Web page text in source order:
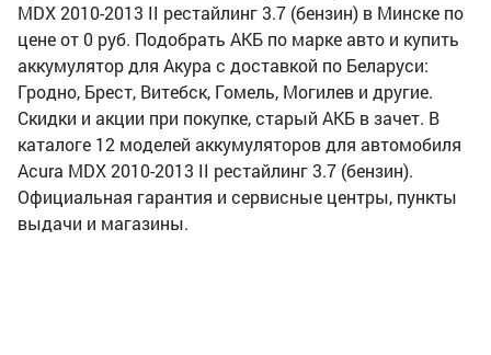
MDX 2010-2013 II рестайлинг 3.7 (бензин) в Минске по
цене от 0 руб. Подобрать АКБ по марке авто и купить
аккумулятор для Акура с доставкой по Беларуси:
Гродно, Брест, Витебск, Гомель, Могилев и другие.
Скидки и акции при покупке, старый АКБ в зачет. В
каталоге 12 моделей аккумуляторов для автомобиля
Acura MDX 2010-2013 II рестайлинг 3.7 (бензин).
Официальная гарантия и сервисные центры, пункты
выдачи и магазины.